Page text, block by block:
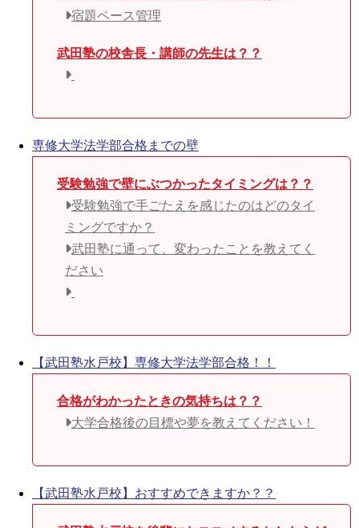
宿題ペース管理
武田塾の校舎長・講師の先生は？？
専修大学法学部合格までの壁
受験勉強で壁にぶつかったタイミングは？？
受験勉強で手ごたえを感じたのはどのタイ
ミングですか？
武田塾に通って、変わったことを教えてく
ださい
【武田塾水戸校】専修大学法学部合格！！
合格がわかったときの気持ちは？？
大学合格後の目標や夢を教えてください！
【武田塾水戸校】おすすめできますか？？